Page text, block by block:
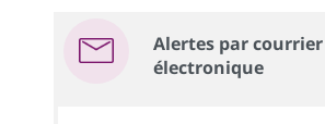
Alertes par courrier
électronique